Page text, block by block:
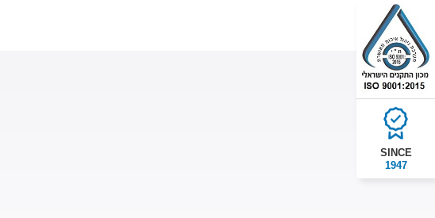
SINCE
1947